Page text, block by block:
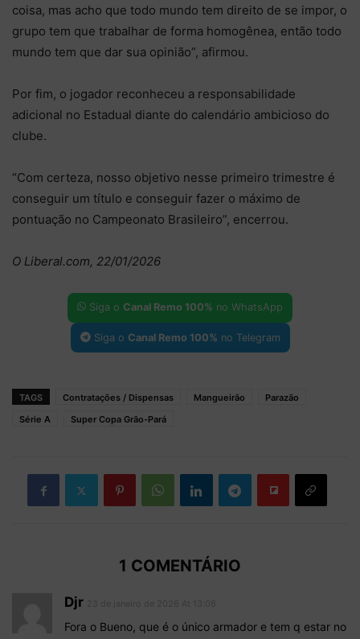
coisa, mas acho que todo mundo tem direito de se impor, o
grupo tem que trabalhar de forma homogênea, então todo
mundo tem que dar sua opinião”, afirmou.
Por fim, o jogador reconheceu a responsabilidade
adicional no Estadual diante do calendário ambicioso do
clube.
“Com certeza, nosso objetivo nesse primeiro trimestre é
conseguir um título e conseguir fazer o máximo de
pontuação no Campeonato Brasileiro”, encerrou.
O Liberal.com, 22/01/2026
Siga o Canal Remo 100% no WhatsApp
Siga o Canal Remo 100% no Telegram
TAGS Contratações / Dispensas Mangueirão
Parazão
Série A
Super Copa Grão-Pará
1 COMENTÁRIO
Djr
Fora o Bueno, que é o único armador e tem q estar no